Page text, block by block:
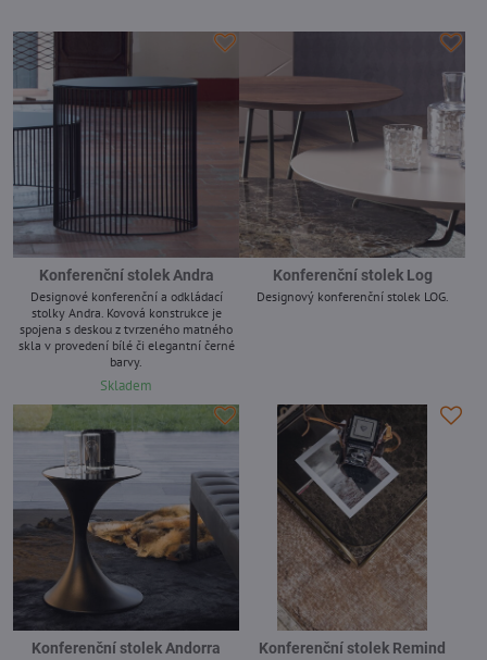
Konferenční stolek Andra
Designové konferenční a odkládací
stolky Andra. Kovová konstrukce je
spojena s deskou z tvrzeného matného
skla v provedení bílé či elegantní černé
barvy.
Skladem
Konferenční stolek Log
Designový konferenční stolek LOG.
Konferenční stolek Andorra Konferenční stolek Remind